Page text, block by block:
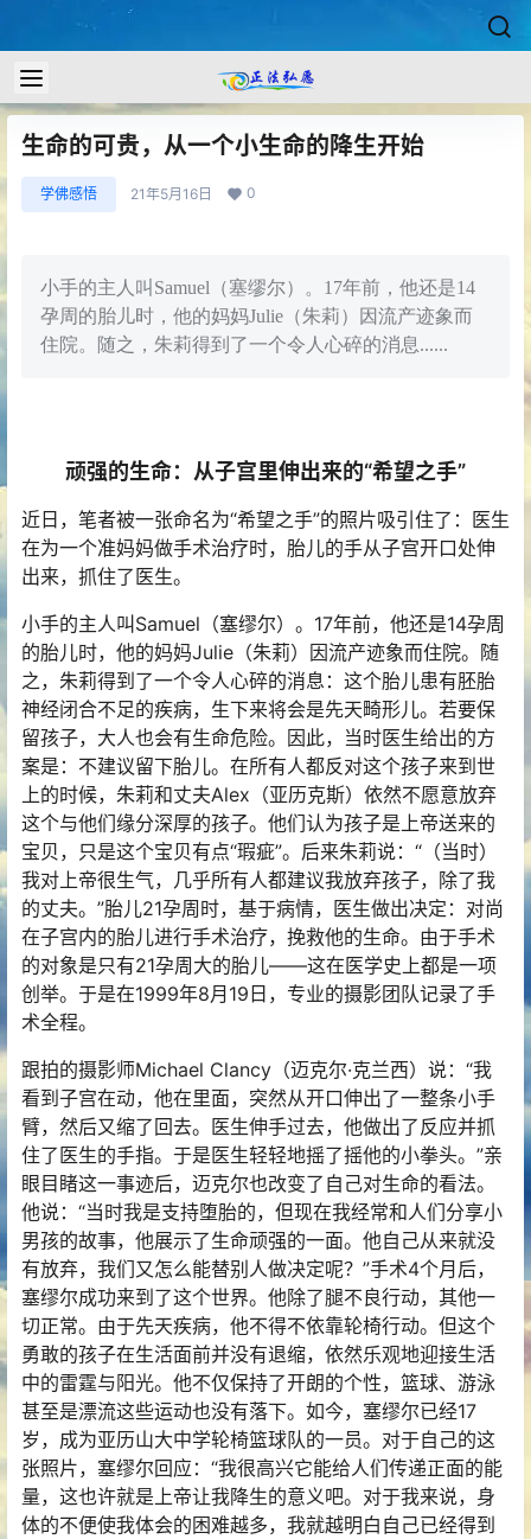
生命的可贵，从一个小生命的降生开始
学佛感悟 21年5月16日 0
小手的主人叫Samuel（塞缪尔）。17年前，他还是14
孕周的胎儿时，他的妈妈Julie（朱莉）因流产迹象而
住院。随之，朱莉得到了一个令人心碎的消息......
顽强的生命：从子宫里伸出来的“希望之手”
近日，笔者被一张命名为“希望之手”的照片吸引住了：医生
在为一个准妈妈做手术治疗时，胎儿的手从子宫开口处伸
出来，抓住了医生。
小手的主人叫Samuel（塞缪尔）。17年前，他还是14孕周
的胎儿时，他的妈妈Julie（朱莉）因流产迹象而住院。随
之，朱莉得到了一个令人心碎的消息：这个胎儿患有胚胎
神经闭合不足的疾病，生下来将会是先天畸形儿。若要保
留孩子，大人也会有生命危险。因此，当时医生给出的方
案是：不建议留下胎儿。在所有人都反对这个孩子来到世
上的时候，朱莉和丈夫Alex（亚历克斯）依然不愿意放弃
这个与他们缘分深厚的孩子。他们认为孩子是上帝送来的
宝贝，只是这个宝贝有点“瑕疵”。后来朱莉说：“（当时）
我对上帝很生气，几乎所有人都建议我放弃孩子，除了我
的丈夫。”胎儿21孕周时，基于病情，医生做出决定：对尚
在子宫内的胎儿进行手术治疗，挽救他的生命。由于手术
的对象是只有21孕周大的胎儿——这在医学史上都是一项
创举。于是在1999年8月19日，专业的摄影团队记录了手
术全程。
跟拍的摄影师Michael Clancy（迈克尔·克兰西）说：“我
看到子宫在动，他在里面，突然从开口伸出了一整条小手
臂，然后又缩了回去。医生伸手过去，他做出了反应并抓
住了医生的手指。于是医生轻轻地摇了摇他的小拳头。”亲
眼目睹这一事迹后，迈克尔也改变了自己对生命的看法。
他说：“当时我是支持堕胎的，但现在我经常和人们分享小
男孩的故事，他展示了生命顽强的一面。他自己从来就没
有放弃，我们又怎么能替别人做决定呢？”手术4个月后，
塞缪尔成功来到了这个世界。他除了腿不良行动，其他一
切正常。由于先天疾病，他不得不依靠轮椅行动。但这个
勇敢的孩子在生活面前并没有退缩，依然乐观地迎接生活
中的雷霆与阳光。他不仅保持了开朗的个性，篮球、游泳
甚至是漂流这些运动也没有落下。如今，塞缪尔已经17
岁，成为亚历山大中学轮椅篮球队的一员。对于自己的这
张照片，塞缪尔回应：“我很高兴它能给人们传递正面的能
量，这也许就是上帝让我降生的意义吧。对于我来说，身
体的不便使我体会的困难越多，我就越明白自己已经得到